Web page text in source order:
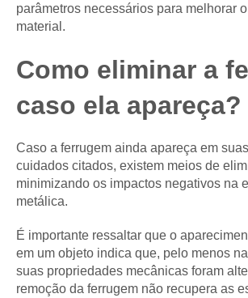
parâmetros necessários para melhorar
material.
Como eliminar a
caso ela apareça?
Caso a ferrugem ainda apareça em
cuidados citados, existem meios de
minimizando os impactos negativos na
metálica.
É importante ressaltar que o
em um objeto indica que, pelo menos
suas propriedades mecânicas foram
remoção da ferrugem não recupera as